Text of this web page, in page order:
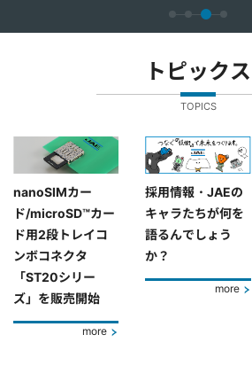
トピックス
TOPICS
nanoSIMカー
ド/microSD™カー
ド用2段トレイコ
ンボコネクタ
「ST20シリー
ズ」を販売開始
more
採用情報・JAEの
キャラたちが何を
語るんでしょう
か？
more